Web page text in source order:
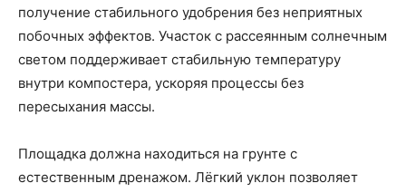
получение стабильного удобрения без неприятных
побочных эффектов. Участок с рассеянным солнечным
светом поддерживает стабильную температуру
внутри компостера, ускоряя процессы без
пересыхания массы.
Площадка должна находиться на грунте с
естественным дренажом. Лёгкий уклон позволяет